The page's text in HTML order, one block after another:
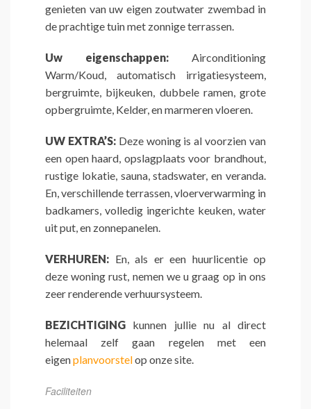
genieten van uw eigen zoutwater zwembad in
de prachtige tuin met zonnige terrassen.
Uw eigenschappen: Airconditioning
Warm/Koud, automatisch irrigatiesysteem,
bergruimte, bijkeuken, dubbele ramen, grote
opbergruimte, Kelder, en marmeren vloeren.
UW EXTRA’S:Deze woning is al voorzien van
een open haard, opslagplaats voor brandhout,
rustige lokatie, sauna, stadswater, en veranda.
En, verschillende terrassen, vloerverwarming in
badkamers, volledig ingerichte keuken, water
uit put, en zonnepanelen.
VERHUREN: En, als er een huurlicentie op
deze woning rust, nemen we u graag op in ons
zeer renderende verhuursysteem.
BEZICHTIGING kunnen jullie nu al direct
helemaal zelf gaan regelen met een
eigenplanvoorstelop onze site.
Faciliteiten